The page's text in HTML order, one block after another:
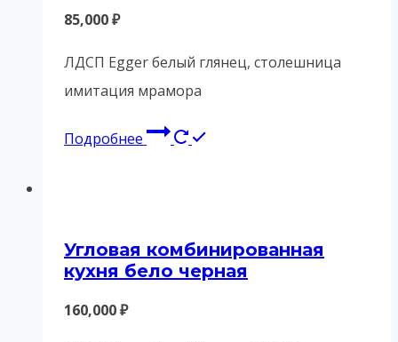
85,000₽
ЛДСП Egger белый глянец, столешница
имитация мрамора
Подробнее
Угловая комбинированная
кухня бело черная
160,000₽